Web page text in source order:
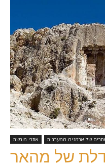
אתרי מורשת של ארמניה המערבית
של מהאר